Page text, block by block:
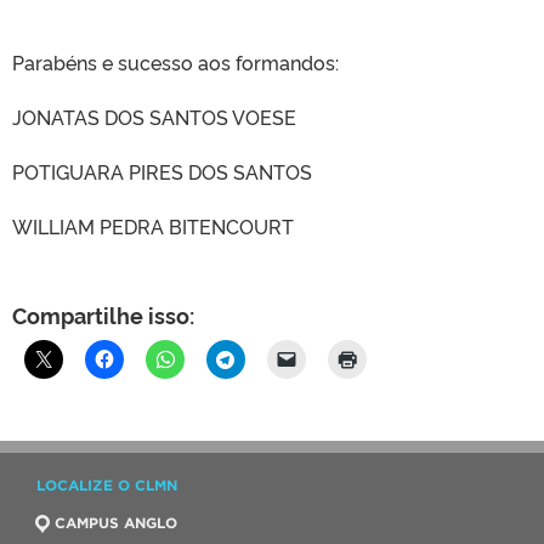
Parabéns e sucesso aos formandos:
JONATAS DOS SANTOS VOESE
POTIGUARA PIRES DOS SANTOS
WILLIAM PEDRA BITENCOURT
Compartilhe isso:
LOCALIZE O CLMN
CAMPUS ANGLO